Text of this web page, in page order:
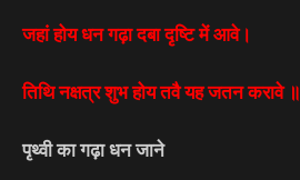
जहां होय धन गढ़ा दबा दृष्टि में आवे।
तिथि नक्षत्र शुभ होय तवै यह जतन करावे ॥
पृथ्वी का गढ़ा धन जाने